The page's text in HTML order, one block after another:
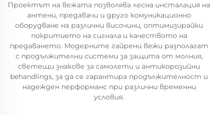
Проектът на вежата позволява лесна инсталация на
антени, предавачи и друго комуникационно
оборудване на различни височини, оптимизирайки
покритието на сигнала и качеството на
предаването. Модерните гайрени вежи разполагат
с продължителни системи за защита от молния,
светещи знакове за самолети и антикорозийни
behandlings, за да се гарантира продължителност и
надежден перформанс при различни временни
условия.